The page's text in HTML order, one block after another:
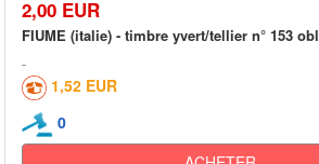
2,00 EUR
FIUME (italie) - timbre yvert/tellier n° 153 obl
1,52 EUR
0